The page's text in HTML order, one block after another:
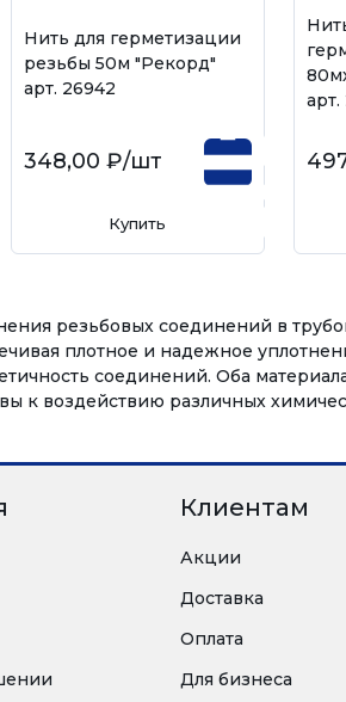
Нить для герметизации
резьбы 50м "Рекорд"
арт. 26942
348,00 ₽/шт
Купить
арт.
резьбовых соединений в
плотное и надежное
соединений. Оба
к воздействию различных
Клиентам
Акции
Доставка
Оплата
Для бизнеса